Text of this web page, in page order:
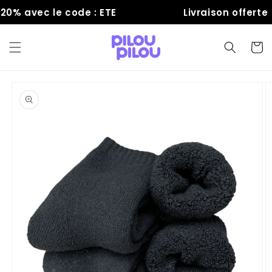
passer
au
avec le code : ETE Livraison offerte
Panier
informations
produits